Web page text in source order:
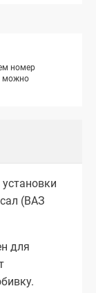
номер
можно
(ВАЗ
для